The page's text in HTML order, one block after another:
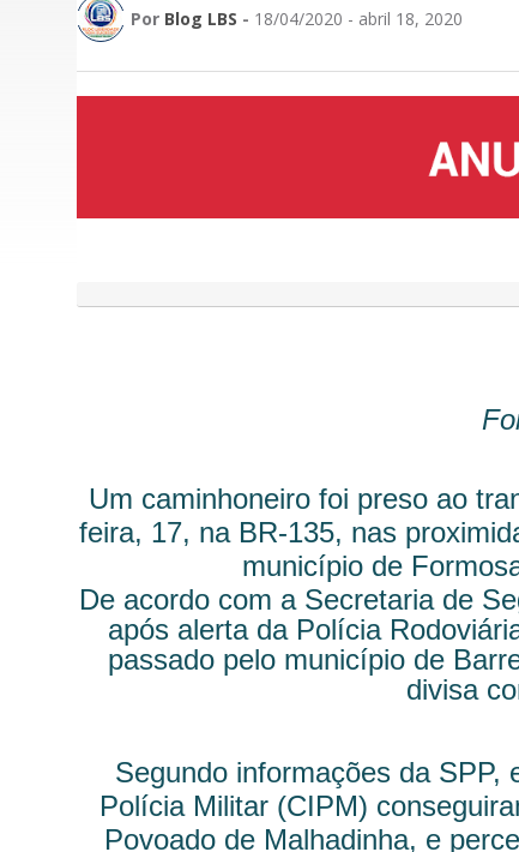
Por Blog LBS - 18/04/2020 - abril 18, 2020
Um caminhoneiro foi preso ao
feira, 17, na BR-135, nas
município de
De acordo com a Secretaria de
após alerta da Polícia
passado pelo município de
divisa
Segundo informações da SPP,
Polícia Militar (CIPM)
Povoado de Malhadinha, e